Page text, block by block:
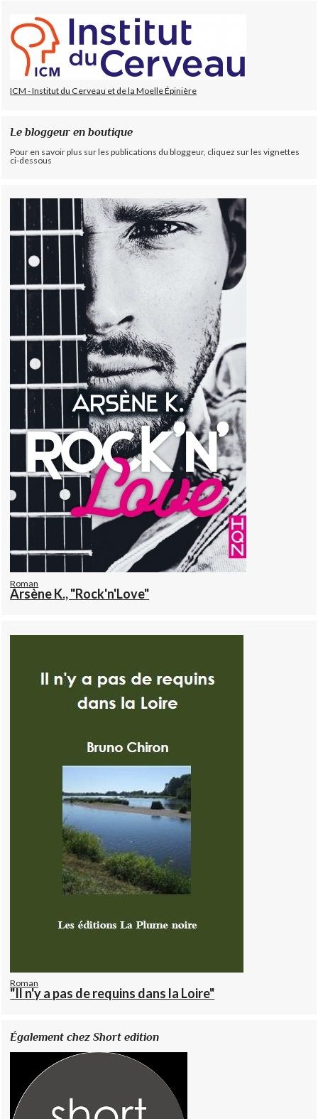
ICM - Institut du Cerveau et de la Moelle Épinière
Le bloggeur en boutique
Pour en savoir plus sur les publications du bloggeur, cliquez sur les vignettes
ci-dessous
Roman
Arsène K., "Rock'n'Love"
Roman
"Il n'y a pas de requins dans la Loire"
Également chez Short edition